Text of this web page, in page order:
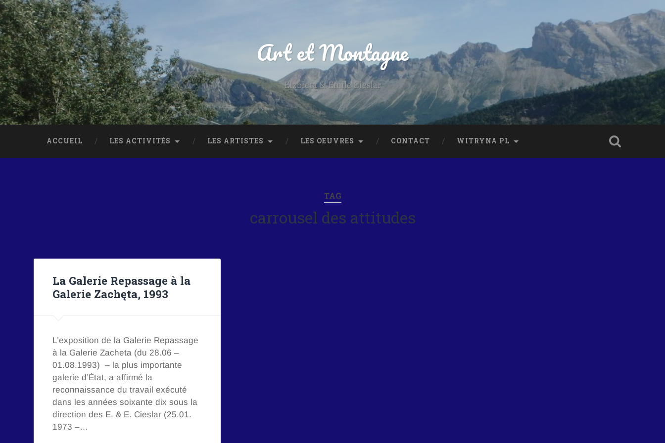
Art et Montagne
Elzbieta & Emile Cieslar
ACCUEIL LES ACTIVITÉS LES ARTISTES LES OEUVRES CONTACT WITRYNA PL
TAG
carrousel des attitudes
La Galerie Repassage à la
Galerie Zachęta, 1993
L’exposition de la Galerie Repassage
à la Galerie Zacheta (du 28.06 –
01.08.1993) – la plus importante
galerie d’État, a affirmé la
reconnaissance du travail exécuté
dans les années soixante dix sous la
direction des E. & E. Cieslar (25.01.
1973 –…